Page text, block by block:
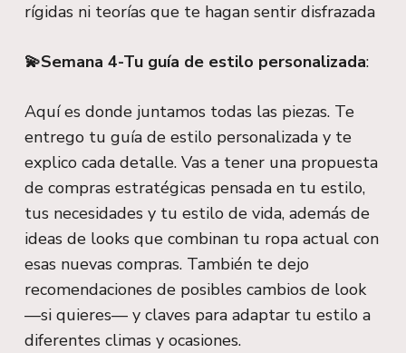
rígidas ni teorías que te hagan sentir disfrazada
💫Semana 4-Tu guía de estilo personalizada:
Aquí es donde juntamos todas las piezas. Te
entrego tu guía de estilo personalizada y te
explico cada detalle. Vas a tener una propuesta
de compras estratégicas pensada en tu estilo,
tus necesidades y tu estilo de vida, además de
ideas de looks que combinan tu ropa actual con
esas nuevas compras. También te dejo
recomendaciones de posibles cambios de look
—si quieres— y claves para adaptar tu estilo a
diferentes climas y ocasiones.